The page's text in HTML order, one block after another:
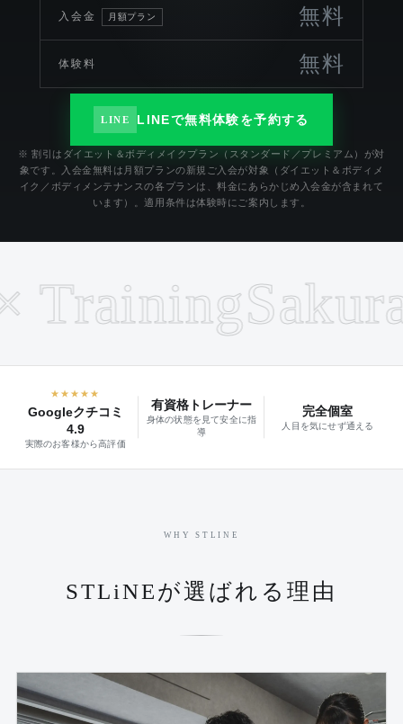
入会金 月額プラン 無料
体験料 無料
LINE LINEで無料体験を予約する
※ 割引はダイエット＆ボディメイクプラン（スタンダード／プレミアム）が対
象です。入会金無料は月額プランの新規ご入会が対象（ダイエット＆ボディメ
イク／ボディメンテナンスの各プランは、料金にあらかじめ入会金が含まれて
います）。適用条件は体験時にご案内します。
★★★★★
Googleクチコミ
4.9
実際のお客様から高評価
有資格トレーナー
身体の状態を見て安全に指
導
完全個室
人目を気にせず通える
WHY STLINE
STLiNEが選ばれる理由